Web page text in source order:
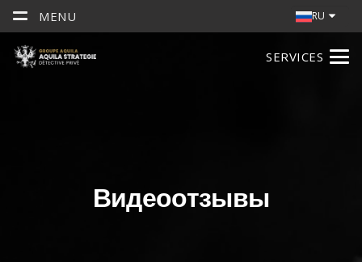
MENU RU
SERVICES
Видеоотзывы